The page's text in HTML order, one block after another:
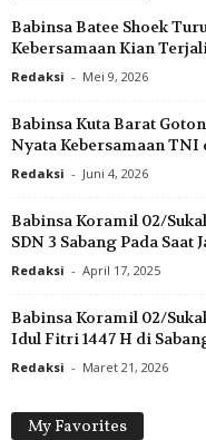
Babinsa Batee Shoek
Kebersamaan Kian
Redaksi - Mei 9, 2026
Babinsa Kuta Barat
Nyata Kebersamaan TNI
Redaksi - Juni 4, 2026
Babinsa Koramil 02/
SDN 3 Sabang Pada Saat
Redaksi - April 17, 2025
Babinsa Koramil 02/
Idul Fitri 1447 H di
Redaksi - Maret 21, 2026
My Favorites